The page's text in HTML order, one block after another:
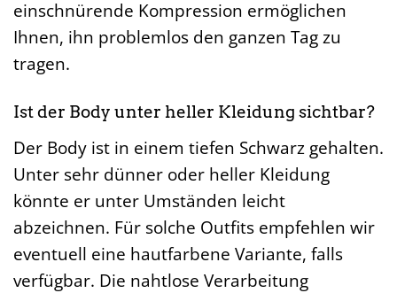
einschnürende Kompression ermöglichen
Ihnen, ihn problemlos den ganzen Tag zu
tragen.
Ist der Body unter heller Kleidung sichtbar?
Der Body ist in einem tiefen Schwarz gehalten.
Unter sehr dünner oder heller Kleidung
könnte er unter Umständen leicht
abzeichnen. Für solche Outfits empfehlen wir
eventuell eine hautfarbene Variante, falls
verfügbar. Die nahtlose Verarbeitung